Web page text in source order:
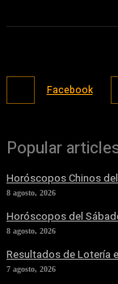
Facebook
Popular
Horóscopos Chinos
8 agosto, 2026
Horóscopos del
8 agosto, 2026
Resultados de Lotería
7 agosto, 2026